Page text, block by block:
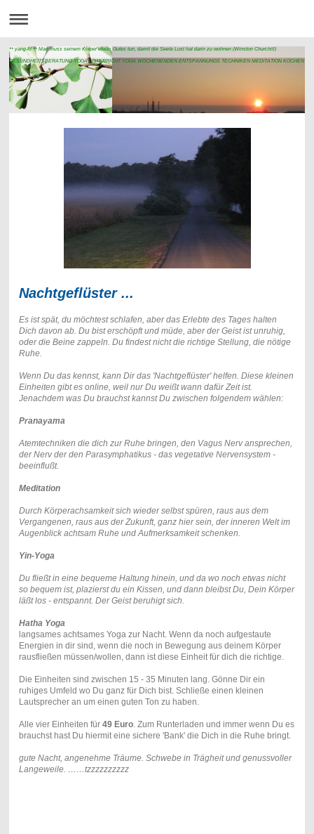
** yang-fit ** Man muss seinem Körper etwas Gutes tun, damit die Seele Lust hat darin zu wohnen (Winston Churchill)
GESUNDHEITSBERATUNG YOGA UNTERRICHT YOGA WOCHENENDEN ENTSPANNUNGS TECHNIKEN MEDITATION KOCHEN
Nachtgeflüster ...
Es ist spät, du möchtest schlafen, aber das Erlebte des Tages halten
Dich davon ab. Du bist erschöpft und müde, aber der Geist ist unruhig,
oder die Beine zappeln. Du findest nicht die richtige Stellung, die nötige
Ruhe.
Wenn Du das kennst, kann Dir das 'Nachtgeflüster' helfen. Diese kleinen
Einheiten gibt es online, weil nur Du weißt wann dafür Zeit ist.
Jenachdem was Du brauchst kannst Du zwischen folgendem wählen:
Pranayama
Atemtechniken die dich zur Ruhe bringen, den Vagus Nerv ansprechen,
der Nerv der den Parasymphatikus - das vegetative Nervensystem -
beeinflußt.
Meditation
Durch Körperachsamkeit sich wieder selbst spüren, raus aus dem
Vergangenen, raus aus der Zukunft, ganz hier sein, der inneren Welt im
Augenblick achtsam Ruhe und Aufmerksamkeit schenken.
Yin-Yoga
Du fließt in eine bequeme Haltung hinein, und da wo noch etwas nicht
so bequem ist, plazierst du ein Kissen, und dann bleibst Du, Dein Körper
läßt los - entspannt. Der Geist beruhigt sich.
Hatha Yoga
langsames achtsames Yoga zur Nacht. Wenn da noch aufgestaute
Energien in dir sind, wenn die noch in Bewegung aus deinem Körper
rausfließen müssen/wollen, dann ist diese Einheit für dich die richtige.
Die Einheiten sind zwischen 15 - 35 Minuten lang. Gönne Dir ein
ruhiges Umfeld wo Du ganz für Dich bist. Schließe einen kleinen
Lautsprecher an um einen guten Ton zu haben.
Alle vier Einheiten für 49 Euro. Zum Runterladen und immer wenn Du es
brauchst hast Du hiermit eine sichere 'Bank' die Dich in die Ruhe bringt.
gute Nacht, angenehme Träume. Schwebe in Trägheit und genussvoller
Langeweile. ……tzzzzzzzzzz